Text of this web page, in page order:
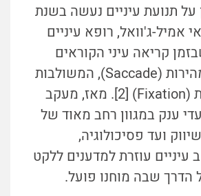
תנועת עיניים נעשה בשנת
אמיל-ג'וואל, רופא עיניים
קריאה עיני הקוראים
עושות תנועות מהירות (Saccade), המשולבות
בהפסקות קצרות (Fixation)‏ [2]. מאז, מעקב
ענק במגוון רחב מאוד של
ועד פסיכולוגיה,
עיניים עוזרת למדענים ללקט
הדרך שבה מוחנו פועל.